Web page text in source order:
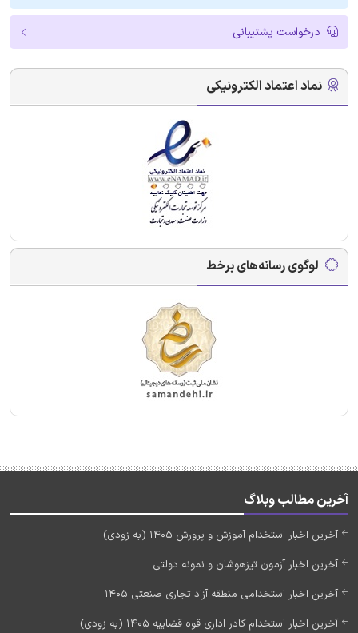
درخواست پشتیبانی
نماد اعتماد الکترونیکی
لوگوی رسانه‌های برخط
آخرین مطالب وبلاگ
آخرین اخبار استخدام آموزش و پرورش 1405 (به زودی)
آخرین اخبار آزمون تیزهوشان و نمونه دولتی
آخرین اخبار استخدامی منطقه آزاد تجاری صنعتی 1405
آخرین اخبار استخدام کادر اداری قوه قضاییه 1405 (به زودی)